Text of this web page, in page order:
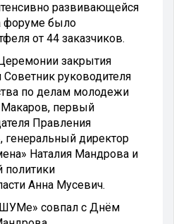
развивающейся
форуме было
от 44 заказчиков.
закрытия
руководителя
по делам молодежи
первый
Правления
директор
Наталия Мандрова и
политики
Анна Мусевич.
совпал с Днём